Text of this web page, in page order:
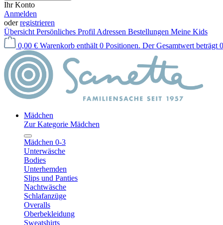
Ihr Konto
Anmelden
oderregistrieren
Übersicht Persönliches Profil Adressen Bestellungen Meine Kids
0,00 € Warenkorb enthält 0 Positionen. Der Gesamtwert beträgt
Mädchen
Zur Kategorie Mädchen
Mädchen 0-3
Unterwäsche
Bodies
Unterhemden
Slips und Panties
Nachtwäsche
Schlafanzüge
Overalls
Oberbekleidung
Sweatshirts